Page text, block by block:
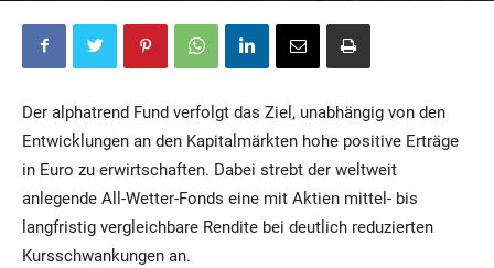
Der alphatrend Fund verfolgt das Ziel, unabhängig von den
Entwicklungen an den Kapitalmärkten hohe positive Erträge
in Euro zu erwirtschaften. Dabei strebt der weltweit
anlegende All-Wetter-Fonds eine mit Aktien mittel- bis
langfristig vergleichbare Rendite bei deutlich reduzierten
Kursschwankungen an.